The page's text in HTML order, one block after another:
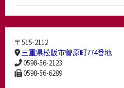
〒515-2112
三重県松阪市曽原町774番地
0598-56-2123
0598-56-6289